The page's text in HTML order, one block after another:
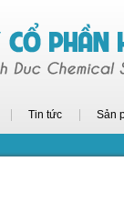
Tin tức Sản